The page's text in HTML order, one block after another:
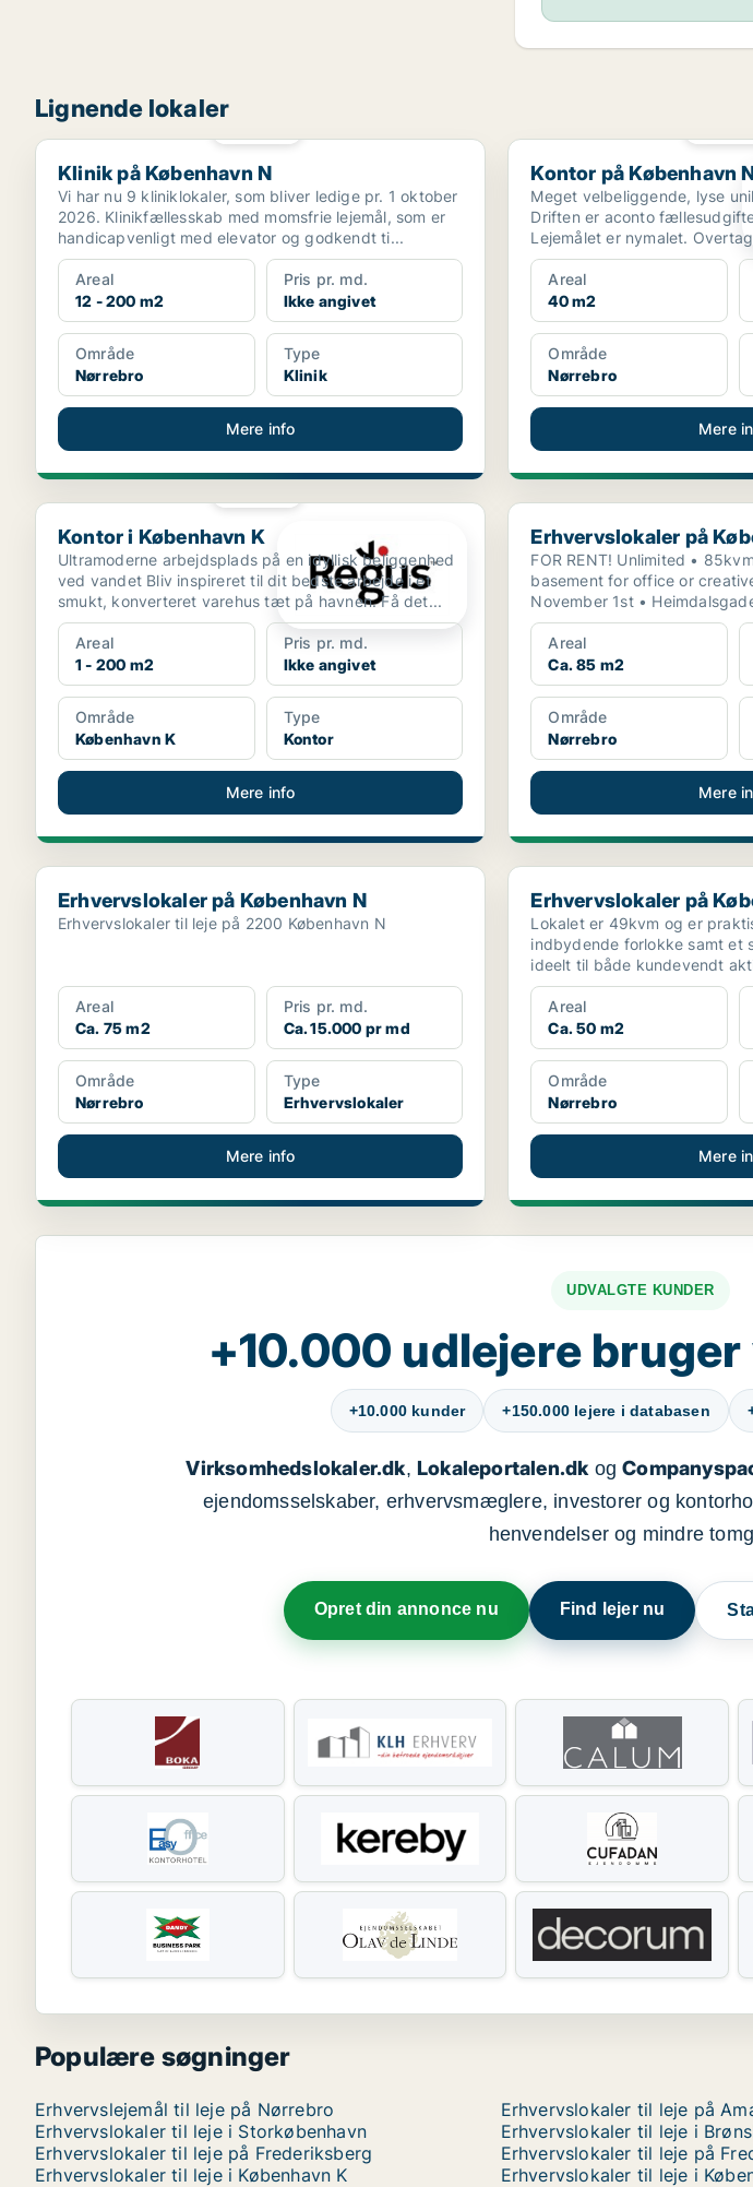
Lignende lokaler
Klinik på København N
Klinik på København N
Vi har nu 9 kliniklokaler, som bliver ledige pr. 1 oktober
2026. Klinikfællesskab med momsfrie lejemål, som er
handicapvenligt med elevator og godkendt ti...
Areal
12 - 200 m2
Pris pr. md.
Ikke angivet
Område
Nørrebro
Type
Klinik
Mere info
Kontor på København N
Kontor på København
Meget velbeliggende, lyse
Driften er aconto
Lejemålet er nymalet.
Areal
40 m2
Område
Nørrebro
Mere
Kontor i København K
Kontor i København K
Ultramoderne arbejdsplads på en idyllisk beliggenhed
ved vandet Bliv inspireret til dit bedste arbejde i et
smukt, konverteret varehus tæt på havnen. Få det...
Areal
1 - 200 m2
Pris pr. md.
Ikke angivet
Område
København K
Type
Kontor
Mere info
Erhvervslokaler på
Erhvervslokaler på
FOR RENT! Unlimited •
basement for office or creative space!
November 1st •
heat...
Areal
Ca. 85 m2
Område
Nørrebro
Mere
Erhvervslokaler på København N
Erhvervslokaler på København N
Erhvervslokaler til leje på 2200 København N
Areal
Ca. 75 m2
Pris pr. md.
Ca. 15.000 pr md
Område
Nørrebro
Type
Erhvervslokaler
Mere info
Erhvervslokaler på
Erhvervslokaler på
Lokalet er 49kvm og er
indbydende forlokke samt et
ideelt til både kundevendt
arbejds-/lagerplads. P...
Areal
Ca. 50 m2
Område
Nørrebro
Mere
UDVALGTE KUNDER
+10.000 udlejere
+10.000 kunder +150.000 lejere i databasen
Virksomhedslokaler.dk, Lokaleportalen.dkog
ejendomsselskaber, erhvervsmæglere, investorer og
henvendelser og mindre
Opret din annonce nu Find lejer nu
Populære søgninger
Erhvervslejemål til leje på Nørrebro Erhvervslokaler til leje på
Erhvervslokaler til leje i Storkøbenhavn
Erhvervslokaler til leje i
Erhvervslokaler til leje på Frederiksberg
Erhvervslokaler til leje på
Erhvervslokaler til leje i København K
Erhvervslokaler til leje i